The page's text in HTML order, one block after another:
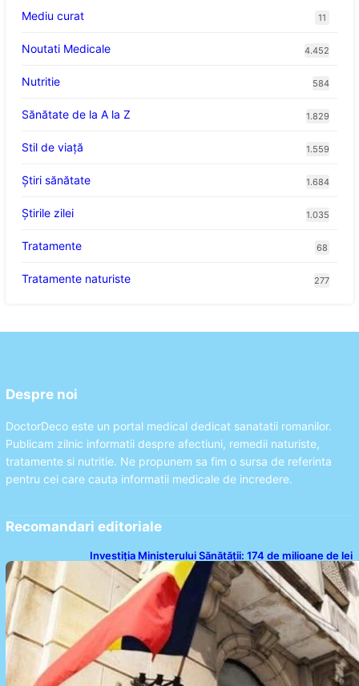
Mediu curat 11
Noutati Medicale 4.452
Nutritie 584
Sănătate de la A la Z 1.829
Stil de viaţă 1.559
Ştiri sănătate 1.684
Știrile zilei 1.035
Tratamente 68
Tratamente naturiste 277
Despre noi
DoctorDeco este un portal medical dedicat sanatatii romanilor.
Publicam zilnic informatii despre afectiuni, remedii naturiste,
tratamente si nutritie. Ne propunem sa fim o sursa de referinta
pentru cei care cauta informatii medicale de incredere.
Recomandari editoriale
Investiția Ministerului Sănătății: 174 de milioane de lei
pentru modernizarea sistemului sanitar din România